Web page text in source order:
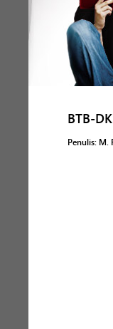
BTB-DK
Penulis: M.